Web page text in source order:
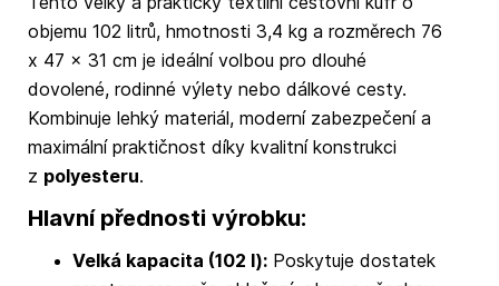
objemu 102 litrů, hmotnosti 3,4 kg a rozměrech 76
x 47 x 31 cm je ideální volbou pro dlouhé
dovolené, rodinné výlety nebo dálkové cesty.
Kombinuje lehký materiál, moderní zabezpečení a
maximální praktičnost díky kvalitní konstrukci
z polyesteru.
Hlavní přednosti výrobku:
Velká kapacita (102 l):Poskytuje dostatek